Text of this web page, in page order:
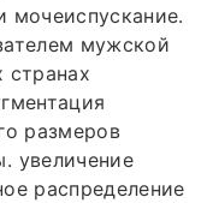
мочеиспускание.
мужской
странах
размеров
увеличение
распределение